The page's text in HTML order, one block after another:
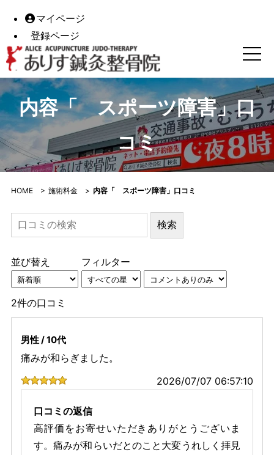
マイページ
登録ページ
メニュー口コミ｜【高松市】ありす鍼灸整骨院｜整体・鍼
内容「 スポーツ障害」口
コミ
HOME> 施術料金> 内容「 スポーツ障害」口コミ
並び替え フィルター
2件の口コミ
男性 / 10代
痛みが和らぎました。
2026/07/07 06:57:10
口コミの返信
高評価をお寄せいただきありがとうございま
す。痛みが和らいだとのこと大変うれしく拝見